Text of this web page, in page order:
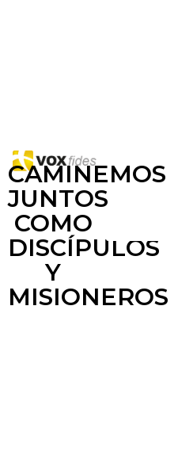
CAMINEMOS
JUNTOS
COMO
DISCÍPULOS
Y
MISIONEROS